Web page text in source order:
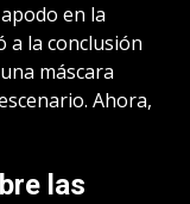
en la
a la conclusión
máscara
Ahora,
las